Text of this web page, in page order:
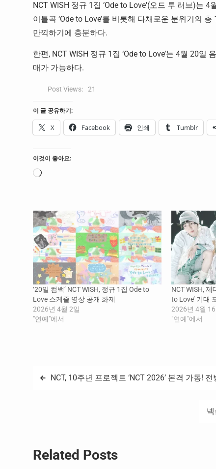
NCT WISH 정규 1집 ‘Ode to Love'(오드 투 러브)는
이틀곡 ‘Ode to Love’를 비롯해 다채로운 분위기의
만끽하기에 충분하다.
한편, NCT WISH 정규 1집 ‘Ode to Love’는 4월 20
매가 가능하다.
Post Views: 21
이 글 공유하기:
X Facebook 인쇄 Tumblr
이것이 좋아요:
로
‘20일 컴백’ NCT WISH, 정규 1집 Ode to
Love 스케줄 영상 공개 화제
2026년 4월 2일
"연예"에서
NCT WISH, 제
to Love’ 기대
2026년 4월 16
"연예"에서
글 NCT, 10주년 프로젝트 ‘NCT 2026’ 본격 가동!
Related Posts